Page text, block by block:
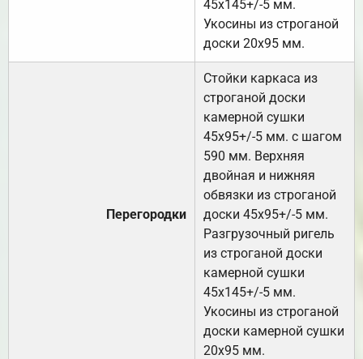
45х145+/-5 мм.
Укосины из строганой
доски 20х95 мм.
Перегородки
Стойки каркаса из
строганой доски
камерной сушки
45х95+/-5 мм. с шагом
590 мм. Верхняя
двойная и нижняя
обвязки из строганой
доски 45х95+/-5 мм.
Разгрузочный ригель
из строганой доски
камерной сушки
45х145+/-5 мм.
Укосины из строганой
доски камерной сушки
20х95 мм.